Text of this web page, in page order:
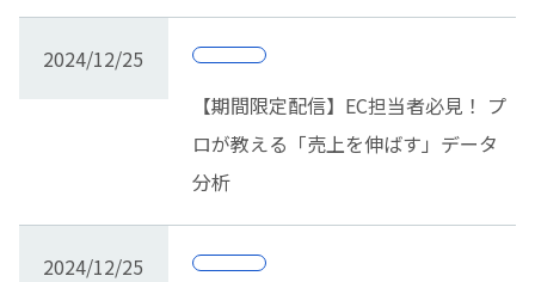
2024/12/25
【期間限定配信】EC担当者必見！ プ
ロが教える「売上を伸ばす」データ
分析
2024/12/25